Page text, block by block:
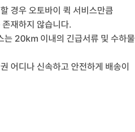
경우 오토바이 퀵 서비스만큼
재하지 않습니다.
는 20km 이내의 긴급서류 및 수하물
어디나 신속하고 안전하게 배송이